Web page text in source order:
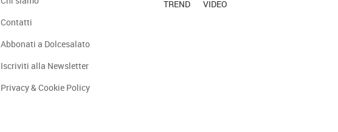
Contatti
Abbonati a Dolcesalato
Iscriviti alla Newsletter
Privacy & Cookie Policy
TREND VIDEO